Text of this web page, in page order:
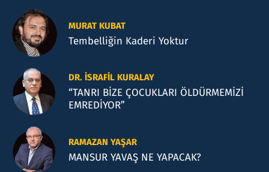
MURAT KUBAT
Tembelliğin Kaderi Yoktur
DR. İSRAFIL KURALAY
“TANRI BİZE ÇOCUKLARI ÖLDÜRMEMİZİ
EMREDİYOR”
RAMAZAN YAŞAR
MANSUR YAVAŞ NE YAPACAK?